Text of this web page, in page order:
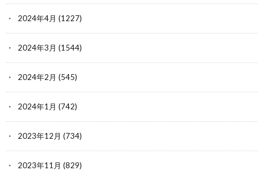
2024年4月 (1227)
2024年3月 (1544)
2024年2月 (545)
2024年1月 (742)
2023年12月 (734)
2023年11月 (829)